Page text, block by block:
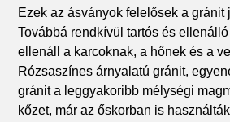
Ezek az ásványok felelősek a gránit
Továbbá rendkívül tartós és
ellenáll a karcoknak, a hőnek és a
Rózsaszínes árnyalatú gránit,
gránit a leggyakoribb mélységi
kőzet, már az őskorban is